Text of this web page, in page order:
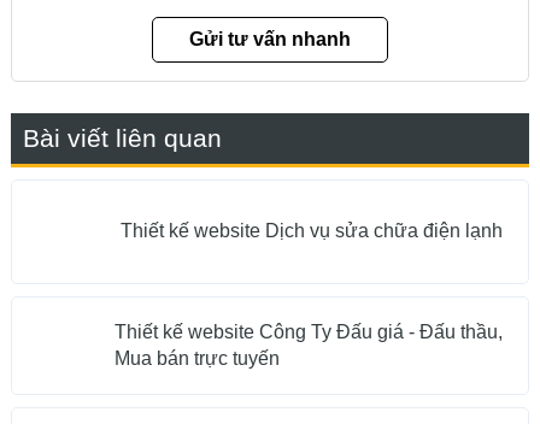
Bài viết liên quan
Thiết kế website Dịch vụ sửa chữa điện lạnh
Thiết kế website Công Ty Đấu giá - Đấu thầu,
Mua bán trực tuyến